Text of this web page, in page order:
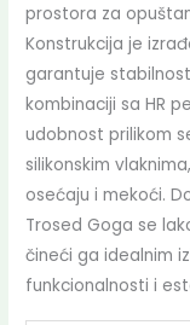
prostora za
Konstrukcija je
garantuje
kombinaciji sa HR
udobnost prilikom
silikonskim
osećaju i mekoći.
Trosed Goga se
čineći ga idealnim
funkcionalnosti i